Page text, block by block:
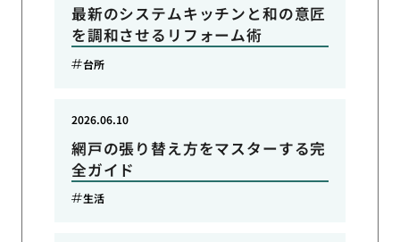
最新のシステムキッチンと和の意匠
を調和させるリフォーム術
台所
網戸の張り替え方をマスターする完
全ガイド
2026.06.10
生活